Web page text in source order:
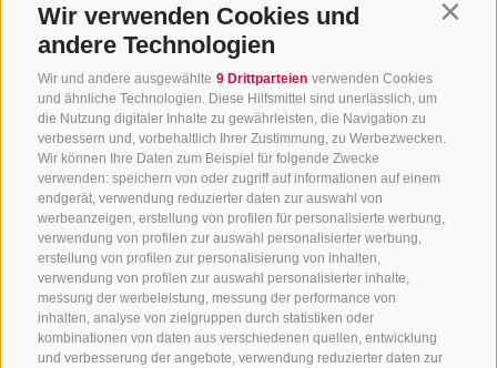
Wir verwenden Cookies und
andere Technologien
Wir und andere ausgewählte 9 Drittparteien verwenden Cookies
und ähnliche Technologien. Diese Hilfsmittel sind unerlässlich, um
die Nutzung digitaler Inhalte zu gewährleisten, die Navigation zu
verbessern und, vorbehaltlich Ihrer Zustimmung, zu Werbezwecken.
Wir können Ihre Daten zum Beispiel für folgende Zwecke
verwenden: speichern von oder zugriff auf informationen auf einem
endgerät, verwendung reduzierter daten zur auswahl von
werbeanzeigen, erstellung von profilen für personalisierte werbung,
verwendung von profilen zur auswahl personalisierter werbung,
erstellung von profilen zur personalisierung von inhalten,
verwendung von profilen zur auswahl personalisierter inhalte,
messung der werbeleistung, messung der performance von
inhalten, analyse von zielgruppen durch statistiken oder
kombinationen von daten aus verschiedenen quellen, entwicklung
und verbesserung der angebote, verwendung reduzierter daten zur